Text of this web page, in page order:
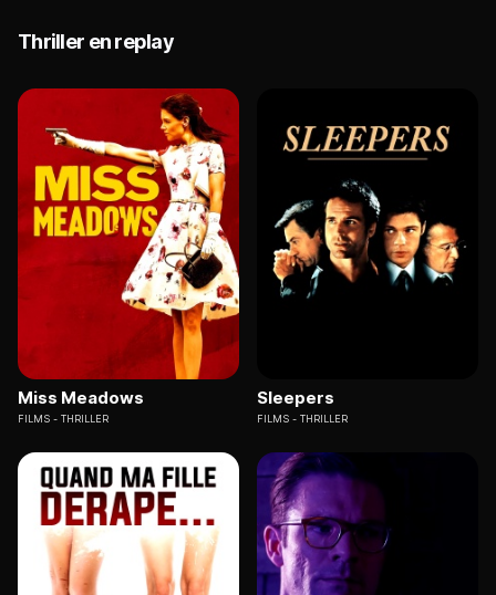
Thriller en replay
Miss Meadows
FILMS THRILLER
Sleepers
FILMS THRILLER